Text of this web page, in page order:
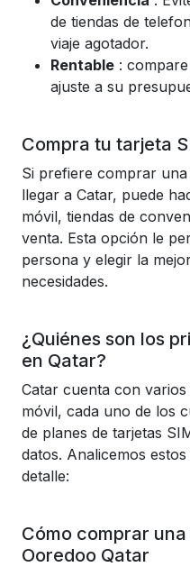
de tiendas de
viaje agotador.
Rentable :
ajuste a su
Compra tu tarjeta
Si prefiere comprar
llegar a Catar, puede
móvil, tiendas de
venta. Esta opción le
persona y elegir la
necesidades.
¿Quiénes son los
en Qatar?
Catar cuenta con
móvil, cada uno de los
de planes de tarjetas
datos. Analicemos
detalle:
Cómo comprar
Ooredoo Qatar